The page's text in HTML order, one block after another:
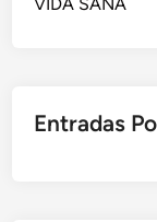
Entradas